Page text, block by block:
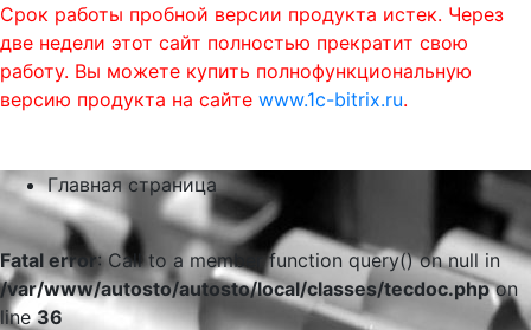
Срок работы пробной версии продукта истек. Через
две недели этот сайт полностью прекратит свою
работу. Вы можете купить полнофункциональную
версию продукта на сайте www.1c-bitrix.ru.
Главная страница
Fatal error: Call to a member function query() on null in
/var/www/autosto/autosto/local/classes/tecdoc.phpon
line36